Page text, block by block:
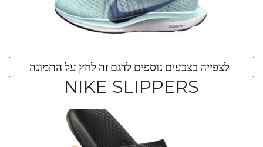
לצפייה בצבעים נוספים לדגם זה לחץ על התמונה
NIKE SLIPPERS